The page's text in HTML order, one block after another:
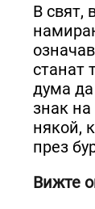
В свят,
станат
дума
знак
някой,
през
Вижте